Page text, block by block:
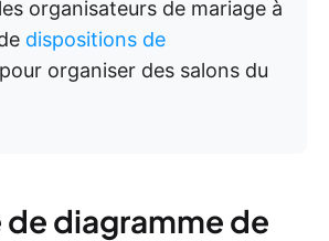
les organisateurs de mariage à
dispositions de
pour organiser des salons du
de diagramme de